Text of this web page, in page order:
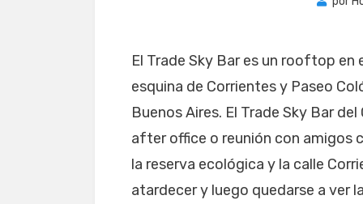
El Trade Sky Bar es un rooftop en
esquina de Corrientes y Paseo
Buenos Aires. El Trade Sky Bar
after office o reunión con amigos
la reserva ecológica y la calle
atardecer y luego quedarse a ver